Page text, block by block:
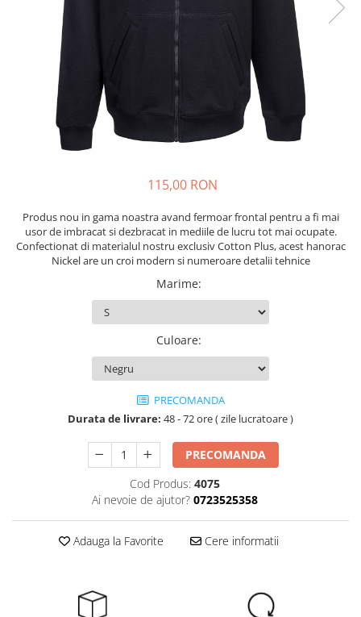
Echere si compasuri
Nivele laser
Rulete si metre
Telemetre
Termometre
Masini de gaurit si insurubat
Masini de slefuit si rindeluit
Masini multifunctionale
Polizoare unghiulare
Scule electrice de banc
Suflante aer cald si aspiratoare
Salopetă cu pieptar
îmbrăcăminte unică folosinţă
Industria Alimentară
Accesorii industria alimentară
Combinezon
Protecţie ignifugă
Accesorii rezistente la flacără
Combinezoane
îmbrăcăminte pentru damă
Vizibilitate înalta hi-vis
îmbrăcăminte asistente/doctori
îmbrăcăminte bucătari
înaltă vizibilitate hi-vis
115,00 RON
Produs nou in gama noastra avand fermoar frontal pentru a fi mai
usor de imbracat si dezbracat in mediile de lucru tot mai ocupate.
Confectionat di materialul nostru exclusiv Cotton Plus, acest hanorac
Nickel are un croi modern si numeroare detalii tehnice
Marime:
Culoare:
PRECOMANDA
Durata de livrare: 48 - 72 ore ( zile lucratoare )
PRECOMANDA
Cod Produs: 4075
Ai nevoie de ajutor? 0723525358
Adauga la Favorite Cere informatii